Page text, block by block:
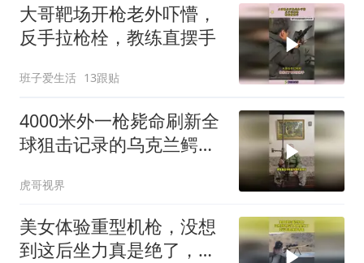
大哥靶场开枪老外吓懵，
反手拉枪栓，教练直摆手
班子爱生活 13跟贴
4000米外一枪毙命刷新全
球狙击记录的乌克兰鳄鱼
虎哥视界
美女体验重型机枪，没想
到这后坐力真是绝了，幸